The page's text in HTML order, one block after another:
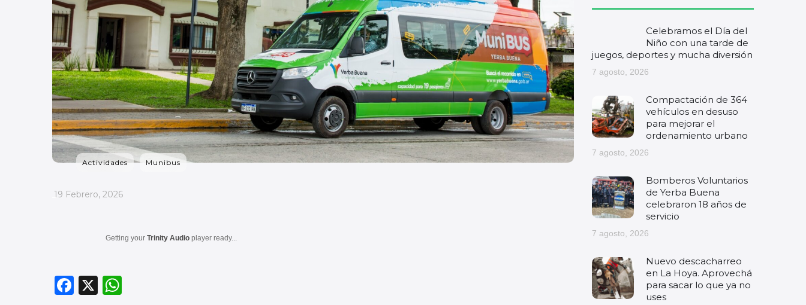
Actividades Munibus
_
19 Febrero, 2026
Getting your Trinity Audio player ready...
F
X
Celebramos el Día del
Niño con una tarde de
juegos, deportes y mucha diversión
7 agosto, 2026
Compactación de 364
vehículos en desuso
para mejorar el
ordenamiento urbano
7 agosto, 2026
Bomberos Voluntarios
de Yerba Buena
celebraron 18 años de
servicio
7 agosto, 2026
Nuevo descacharreo
en La Hoya. Aprovechá
para sacar lo que ya no
uses